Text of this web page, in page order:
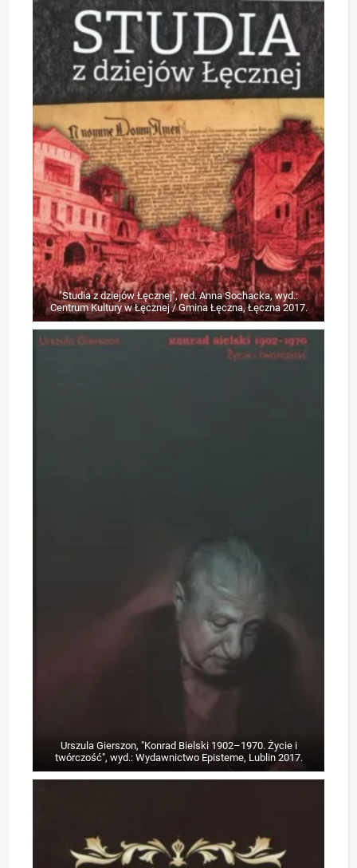
"Studia z dziejów Łęcznej", red. Anna Sochacka, wyd.:
Centrum Kultury w Łęcznej / Gmina Łęczna, Łęczna 2017.
Urszula Gierszon, "Konrad Bielski 1902–1970. Życie i
twórczość", wyd.: Wydawnictwo Episteme, Lublin 2017.